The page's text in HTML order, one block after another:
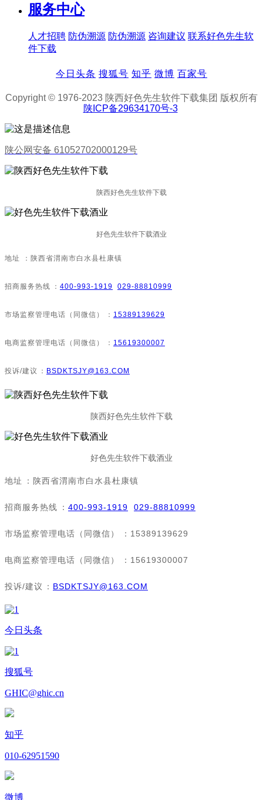
服务中心
人才招聘 防伪溯源 防伪溯源 咨询建议 联系好色先生软
件下载
今日头条 搜狐号 知乎 微博 百家号
Copyright © 1976-2023 陕西好色先生软件下载集团 版权所有
陕ICP备29634170号-3
陕公网安备 61052702000129号
陕西好色先生软件下载
好色先生软件下载酒业
地址：陕西省渭南市白水县杜康镇
招商服务热线： 400-993-1919 029-88810999
市场监察管理电话（同微信）： 15389139629
电商监察管理电话（同微信）： 15619300007
投诉/建议： BSDKTSJY@163.COM
陕西好色先生软件下载
好色先生软件下载酒业
地址：陕西省渭南市白水县杜康镇
招商服务热线： 400-993-1919 029-88810999
市场监察管理电话（同微信）：15389139629
电商监察管理电话（同微信）：15619300007
投诉/建议： BSDKTSJY@163.COM
今日头条
搜狐号
GHIC@ghic.cn
知乎
010-62951590
微博